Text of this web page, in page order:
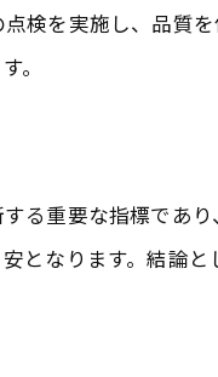
検を実施し、品質
。
る重要な指標であ
となります。結論と